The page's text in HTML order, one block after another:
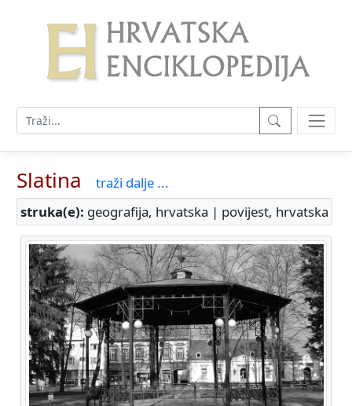
Slatina
traži dalje ...
struka(e): geografija, hrvatska | povijest, hrvatska